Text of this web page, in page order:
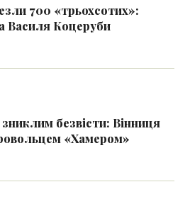
700 «трьохсотих»:
Василя Коцеруби
безвісти: Вінниця
«Хамером»